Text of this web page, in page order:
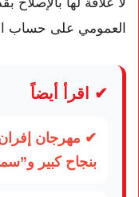
العمومي على حساب
✔ اقرأ أيضاً
✔ مهرجان إفران
بنجاح كبير